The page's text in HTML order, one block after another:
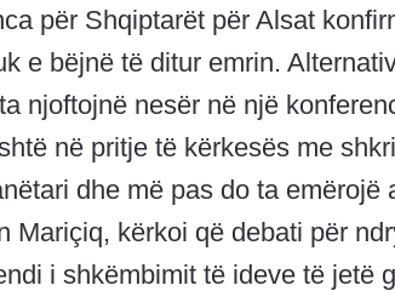
për Shqiptarët për Alsat
e bëjnë të ditur emrin.
njoftojnë nesër në një
në pritje të kërkesës me
dhe më pas do ta
Mariçiq, kërkoi që debati për
i shkëmbimit të ideve të jetë